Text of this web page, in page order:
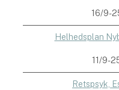
16/9-
Helhedsplan
11/9-
Retspsyk,